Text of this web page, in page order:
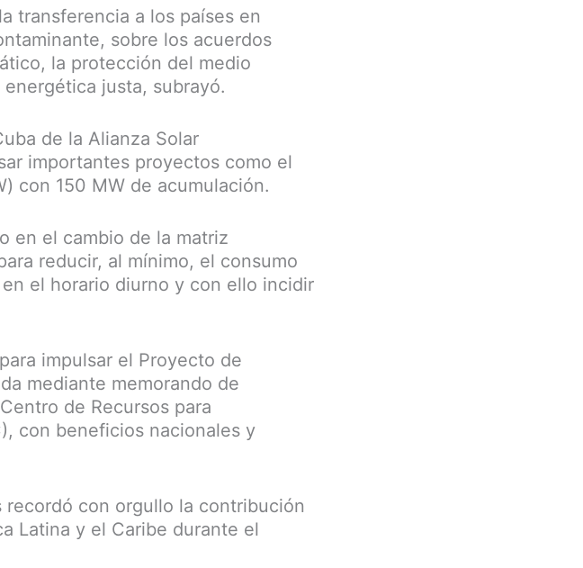
transferencia a los países en
sobre los acuerdos
la protección del medio
justa, subrayó.
de la Alianza Solar
importantes proyectos como el
con 150 MW de acumulación.
en el cambio de la matriz
reducir, al mínimo, el consumo
el horario diurno y con ello incidir
impulsar el Proyecto de
mediante memorando de
de Recursos para
con beneficios nacionales y
con orgullo la contribución
Latina y el Caribe durante el